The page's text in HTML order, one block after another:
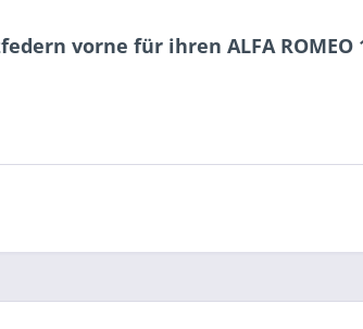
vorne für ihren ALFA ROMEO